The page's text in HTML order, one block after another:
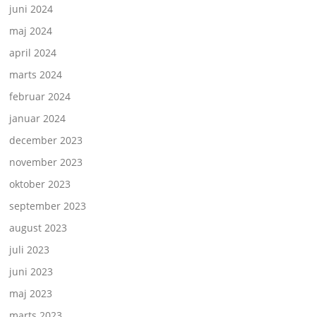
juni 2024
maj 2024
april 2024
marts 2024
februar 2024
januar 2024
december 2023
november 2023
oktober 2023
september 2023
august 2023
juli 2023
juni 2023
maj 2023